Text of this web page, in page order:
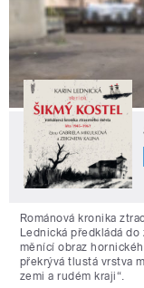
Románová kronika
Lednická předkládá do
měnící obraz
překrývá tlustá vrstva
zemi a rudém kraji“.